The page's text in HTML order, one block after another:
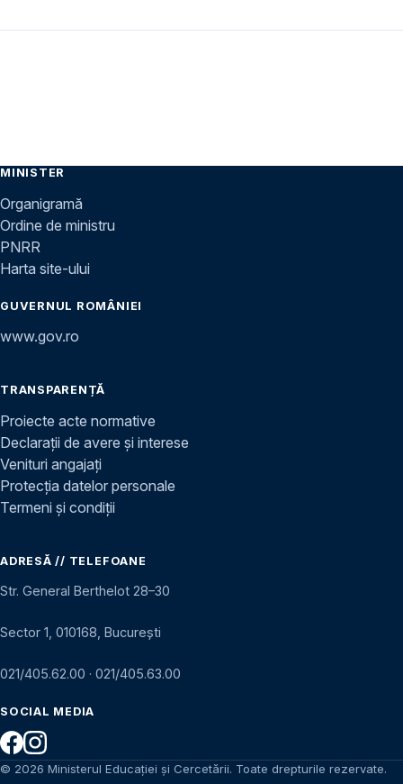
MINISTER
Organigramă
Ordine de ministru
PNRR
Harta site-ului
GUVERNUL ROMÂNIEI
www.gov.ro
TRANSPARENȚĂ
Proiecte acte normative
Declarații de avere și interese
Venituri angajați
Protecția datelor personale
Termeni și condiții
ADRESĂ // TELEFOANE
Str. General Berthelot 28–30
Sector 1, 010168, București
021/405.62.00 · 021/405.63.00
SOCIAL MEDIA
© 2026 Ministerul Educației și Cercetării. Toate drepturile rezervate.